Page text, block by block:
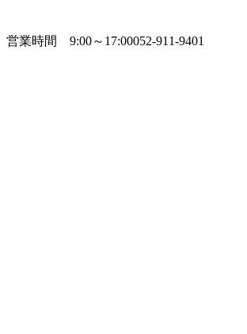
営業時間 9:00～17:00052-911-9401